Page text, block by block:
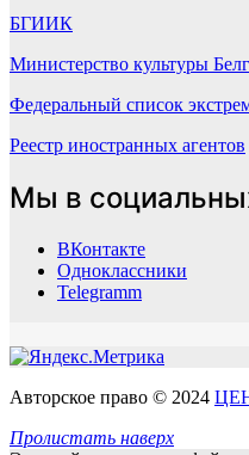
БГИИК
Министерство культуры
Федеральный список
Реестр иностранных агентов
Мы в
ВКонтакте
Одноклассники
Telegramm
Авторское право © 2024
Пролистать наверх